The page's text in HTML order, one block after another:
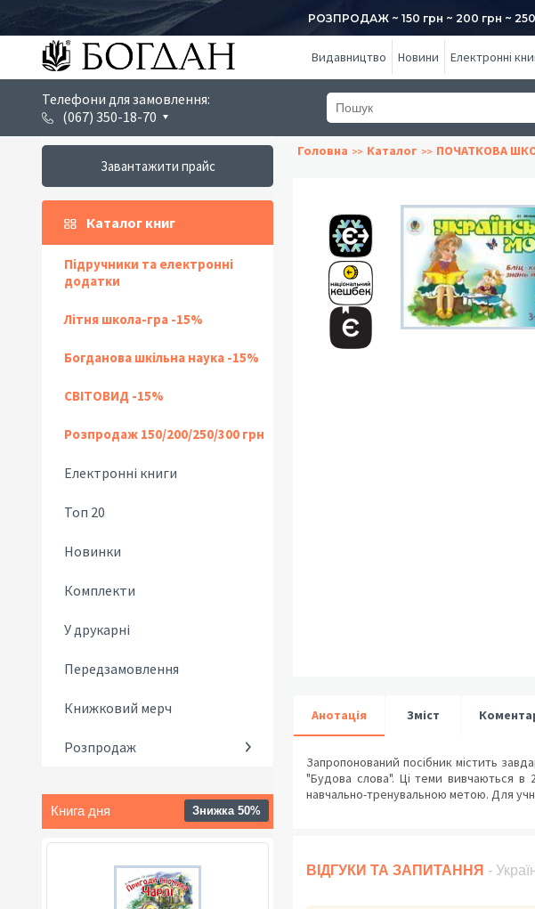
РОЗПРОДАЖ ~ 150 грн ~ 200 грн ~
Видавництво Новини Електронні
Телефони для замовлення:
(067) 350-18-70
Завантажити прайс
Каталог книг
Підручники та електронні
додатки
Літня школа-гра -15%
Богданова шкільна наука -15%
СВІТОВИД -15%
Розпродаж 150/200/250/300 грн
Електронні книги
Топ 20
Новинки
Комплекти
У друкарні
Передзамовлення
Книжковий мерч
Розпродаж
Книга дня Знижка 50%
Головна Каталог ПОЧАТКОВА
Анотація Зміст
Запропонований посібник містить
"Будова слова". Ці теми вивчаються в
навчально-тренувальною метою. Для
ВІДГУКИ ТА ЗАПИТАННЯ -